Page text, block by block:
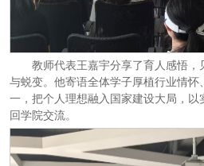
教师代表王嘉宇分享了育人感悟
与蜕变。他寄语全体学子厚植行业情怀
一，把个人理想融入国家建设大局，以
回学院交流。